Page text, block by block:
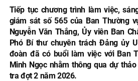
Tiếp tục chương trình làm việc,
giám sát số 565 của Ban Thường
Nguyễn Văn Thắng, Ủy viên Ban
Phó Bí thư chuyên trách Đảng ủy
đoàn đã có buổi làm việc với Ban
Minh Ngọc nhằm thông qua dự
tra đợt 2 năm 2026.